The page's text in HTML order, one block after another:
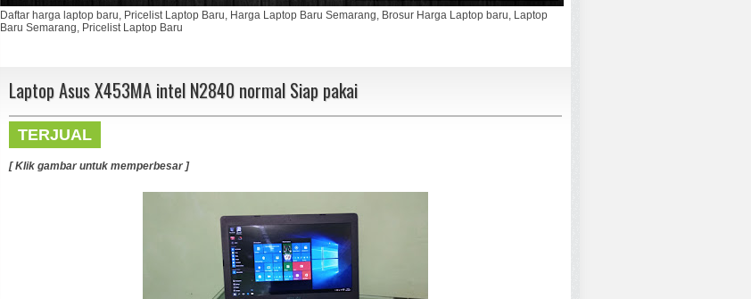
Daftar harga laptop baru, Pricelist Laptop Baru, Harga Laptop Baru Semarang, Brosur Harga Laptop baru, Laptop
Baru Semarang, Pricelist Laptop Baru
Laptop Asus X453MA intel N2840 normal Siap pakai
TERJUAL
[ Klik gambar untuk memperbesar ]